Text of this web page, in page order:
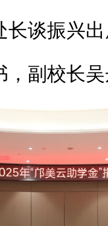
谈振兴
，副校长